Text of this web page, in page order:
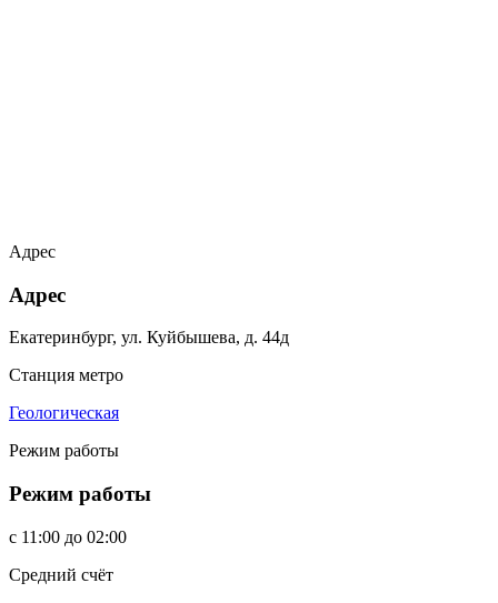
Адрес
Адрес
Екатеринбург, ул. Куйбышева, д. 44д
Станция метро
Геологическая
Режим работы
Режим работы
c 11:00 до 02:00
Средний счёт